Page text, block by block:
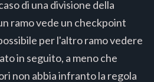
di una divisione della
ramo vede un checkpoint
per l'altro ramo vedere
in seguito, a meno che
non abbia infranto la regola